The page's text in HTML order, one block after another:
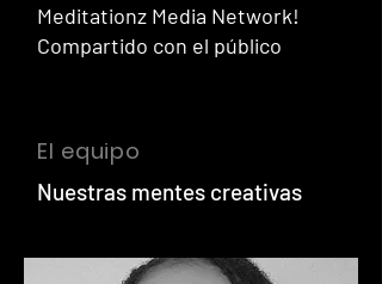
Meditationz Media Network!
Compartido con el público
El equipo
Nuestras mentes creativas